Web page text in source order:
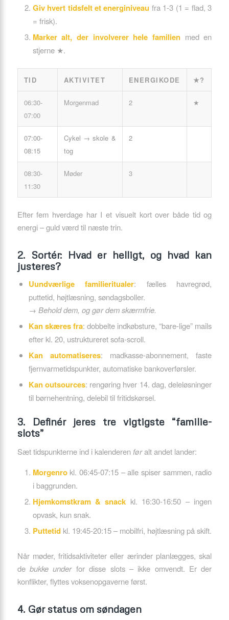
Giv hvert tidsfelt et energiniveau fra 1-3 (1 = flad, 3
= frisk).
Marker alt, der involverer hele familien med en
stjerne ★.
TID AKTIVITET ENERGIKODE ★?
06:30-
07:00
Morgenmad 2 ★
07:00-
08:15
Cykel → skole &
tog
2
08:30-
11:30
Møder 3
Efter fem hverdage har I et visuelt kort over både tid og
energi – guld værd til næste trin.
2. Sortér: Hvad er helligt, og hvad kan
justeres?
Uundværlige familieritualer: fælles havregrød,
puttetid, højtlæsning, søndagsboller.
→ Behold dem, og gør dem skærmfrie.
Kan skæres fra: dobbelte indkøbsture, “bare-lige” mails
efter kl. 20, ustruktureret sofa-scroll.
Kan automatiseres: madkasse-abonnement, faste
fjernvarme­tidspunkter, automatiske bankoverførsler.
Kan outsources: rengøring hver 14. dag, deleløsninger
til børnehentning, delebil til fritidskørsel.
3. Definér jeres tre vigtigste “familie-
slots”
Sæt tidspunkterne ind i kalenderen føralt andet lander:
Morgenrokl. 06:45-07:15 – alle spiser sammen, radio
i baggrunden.
Hjemkomstkram & snack kl. 16:30-16:50 – ingen
opvask, kun snak.
Puttetidkl. 19:45-20:15 – mobilfri, højtlæsning på skift.
Når møder, fritidsaktiviteter eller ærinder planlægges, skal
de bukke underfor disse slots – ikke omvendt. Er der
konflikter, flyttes voksenopgaverne først.
4. Gør status om søndagen